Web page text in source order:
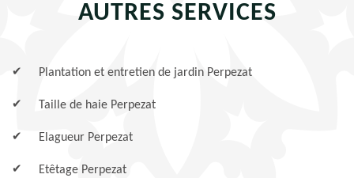
AUTRES SERVICES
Plantation et entretien de jardin Perpezat
Taille de haie Perpezat
Elagueur Perpezat
Etêtage Perpezat